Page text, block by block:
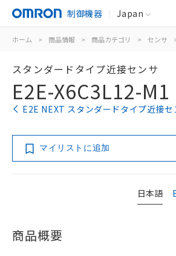
制御機器 Japan
ホーム > 商品情報 > 商品カテゴリ > センサ
スタンダードタイプ近接センサ
E2E-X6C3L12-M1
E2E NEXT スタンダードタイプ近接セ
マイリストに追加
日本語
商品概要